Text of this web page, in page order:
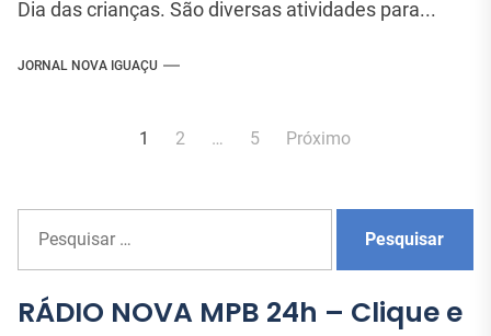
Dia das crianças. São diversas atividades para...
JORNAL NOVA IGUAÇU
Navegação
posts
1 2 … 5 Próximo
s
q
uRÁDIO NOVA MPB 24h – Clique e